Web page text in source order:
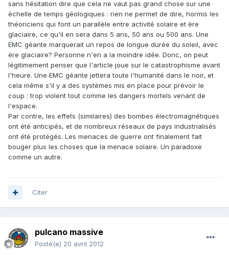
sans hésitation dire que cela ne vaut pas grand chose sur une
échelle de temps géologiques : rien ne permet de dire, hormis les
théoriciens qui font un parallèle entre activité solaire et ère
glaciaire, ce qu'il en sera dans 5 ans, 50 ans ou 500 ans. Une
EMC géante marquerait un repos de longue durée du soleil, avec
ère glaciaire? Personne n'en a la moindre idée. Donc, on peut
légitimement penser que l'article joue sur le catastrophisme avant
l'heure. Une EMC géante jettera toute l'humanité dans le noir, et
cela même s'il y a des systèmes mis en place pour prévoir le
coup : trop violent tout comme les dangers mortels venant de
l'espace.
Par contre, les effets (similaires) des bombes électromagnétiques
ont été anticipés, et de nombreux réseaux de pays industrialisés
ont été protégés. Les menaces de guerre ont finalement fait
bouger plus les choses que la menace solaire. Un paradoxe
comme un autre.
Citer
pulcano massive
Posté(e) 20 avril 2012